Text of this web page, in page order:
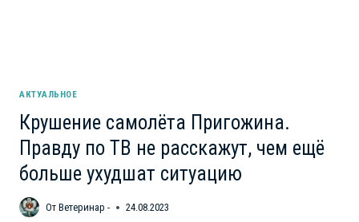
АКТУАЛЬНОЕ
Крушение самолёта Пригожина.
Правду по ТВ не расскажут, чем ещё
больше ухудшат ситуацию
От Ветеринар - 24.08.2023